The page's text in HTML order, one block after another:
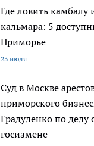
Где ловить камбалу
кальмара: 5
Приморье
23 июля
Суд в Москве
приморского
Градуленко по делу
госизмене